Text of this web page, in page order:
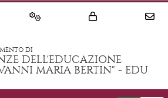
DI
DELL'EDUCAZIONE
MARIA BERTIN" - EDU